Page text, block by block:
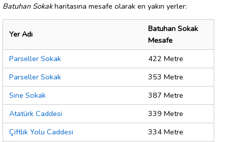
Batuhan Sokakharitasına mesafe olarak en yakın yerler:
Yer Adı
Batuhan Sokak
Mesafe
Parseller Sokak
422 Metre
Parseller Sokak
353 Metre
Sine Sokak
387 Metre
Atatürk Caddesi
339 Metre
Çiftlik Yolu Caddesi
334 Metre